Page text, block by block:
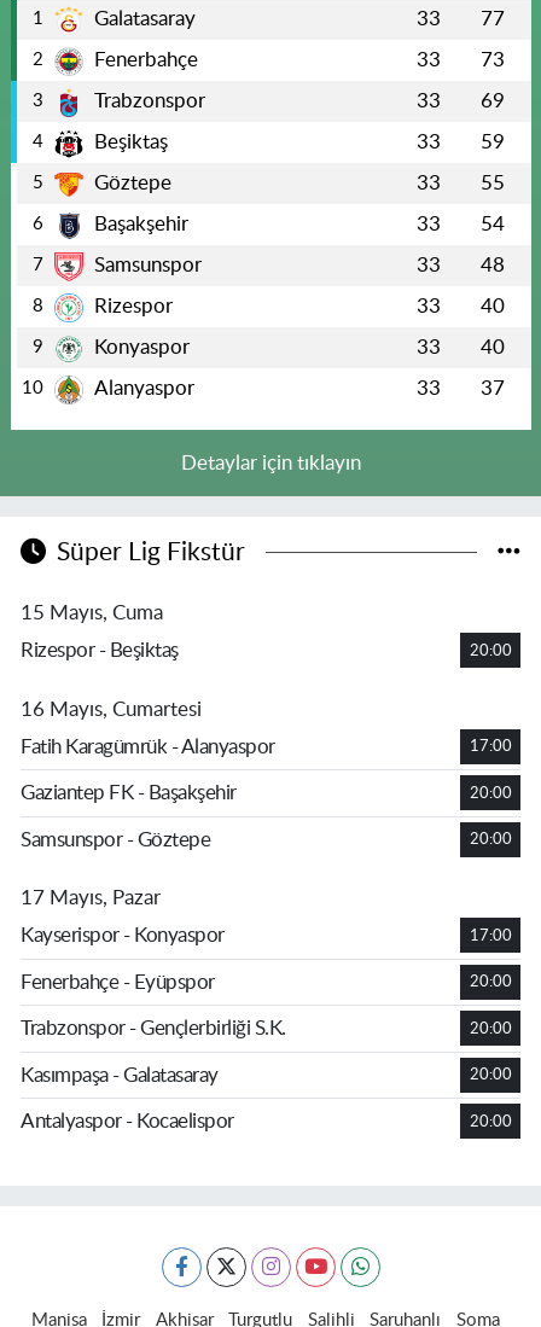
1 Galatasaray 33 77
2 Fenerbahçe 33 73
3 Trabzonspor 33 69
4 Beşiktaş 33 59
5 Göztepe 33 55
6 Başakşehir 33 54
7 Samsunspor 33 48
8 Rizespor 33 40
9 Konyaspor 33 40
10 Alanyaspor 33 37
Detaylar için tıklayın
Süper Lig Fikstür
15 Mayıs, Cuma
Rizespor - Beşiktaş
20:00
16 Mayıs, Cumartesi
Fatih Karagümrük - Alanyaspor
17:00
Gaziantep FK - Başakşehir 20:00
Samsunspor - Göztepe 20:00
17 Mayıs, Pazar
Kayserispor - Konyaspor
17:00
Fenerbahçe - Eyüpspor 20:00
Trabzonspor - Gençlerbirliği S.K. 20:00
Kasımpaşa - Galatasaray 20:00
Antalyaspor - Kocaelispor 20:00
Manisa İzmir Akhisar Turgutlu Salihli Saruhanlı
Soma